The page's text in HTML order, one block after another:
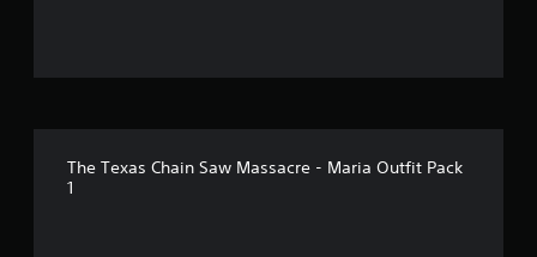
:
4
.
The Texas Chain Saw Massacre - Maria Outfit Pack
1